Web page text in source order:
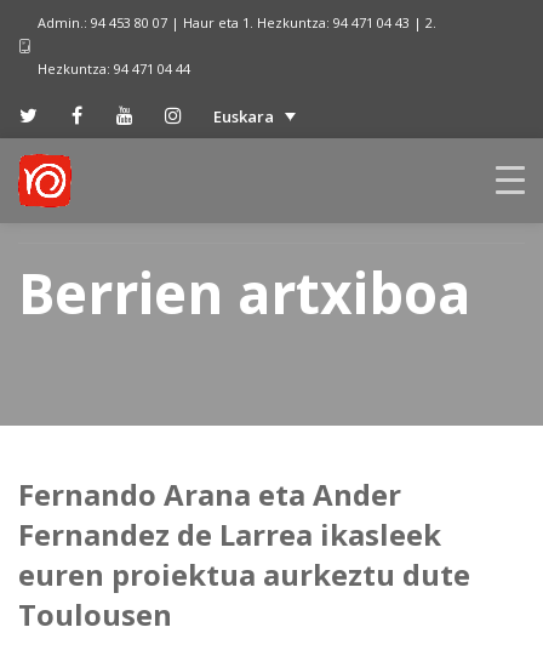
Admin.: 94 453 80 07 | Haur eta 1. Hezkuntza: 94 471 04 43 | 2.
Hezkuntza: 94 471 04 44
Euskara
Berrien artxiboa
Fernando Arana eta Ander
Fernandez de Larrea ikasleek
euren proiektua aurkeztu dute
Toulousen